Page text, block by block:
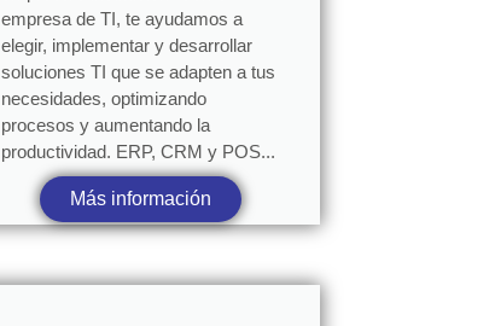
empresa de TI, te ayudamos a
elegir, implementar y desarrollar
soluciones TI que se adapten a tus
necesidades, optimizando
procesos y aumentando la
productividad. ERP, CRM y POS...
Más información